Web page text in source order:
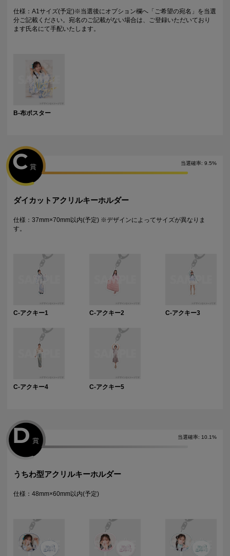
キャンペーンです。
・抽選は該当するWチャンス賞の期間終了後に一括で行い、完了次第当落
に関わらず権利保有者全員に結果をお知らせします。（原則として期間
・2回目以降は自動的に開催中のWチャンス賞へ応募となります。
仕様：A1サイズ(予定)※当選後にオプション欄へ「ご希望の宛名」を当選
分ご記載ください。宛名のご記載がない場合は、ご登録いただいており
ます氏名にて手配いたします。
B-布ポスター
当選確率: 9.5%
C 賞
ダイカットアクリルキーホルダー
仕様：37mm×70mm以内(予定) ※デザインによってサイズが異なりま
す。
C-アクキー1 C-アクキー2 C-アクキー3
C-アクキー4 C-アクキー5
当選確率: 10.1%
D 賞
うちわ型アクリルキーホルダー
仕様：48mm×60mm以内(予定)